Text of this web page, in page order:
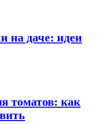
на даче: идеи
томатов: как